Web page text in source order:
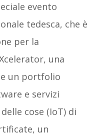
evento
tedesca, che è
per la
una
un portfolio
e servizi
cose (IoT) di
un